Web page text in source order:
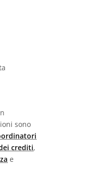
sono
crediti,
e